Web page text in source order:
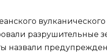
разрушительные
назвали